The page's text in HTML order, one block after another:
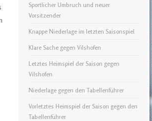
Sportlicher Umbruch und neuer
Vorsitzender
Knappe Niederlage im letzten Saisonspiel
Klare Sache gegen Vilshofen
Letztes Heimspiel der Saison gegen
Vilshofen
Niederlage gegen den Tabellenführer
Vorletztes Heimspiel der Saison gegen den
Tabellenführer